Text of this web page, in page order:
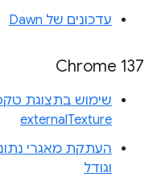
עדכונים של Dawn
Chrome 137
שימוש בתצוגת
externalTexture
העתקת מאגרי
וגודל